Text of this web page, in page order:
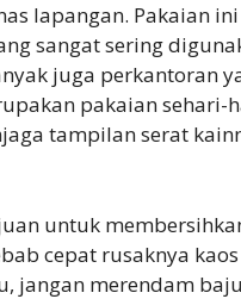
lapangan. Pakaian
sangat sering
juga perkantoran
pakaian
tampilan serat
untuk
cepat rusaknya
jangan merendam